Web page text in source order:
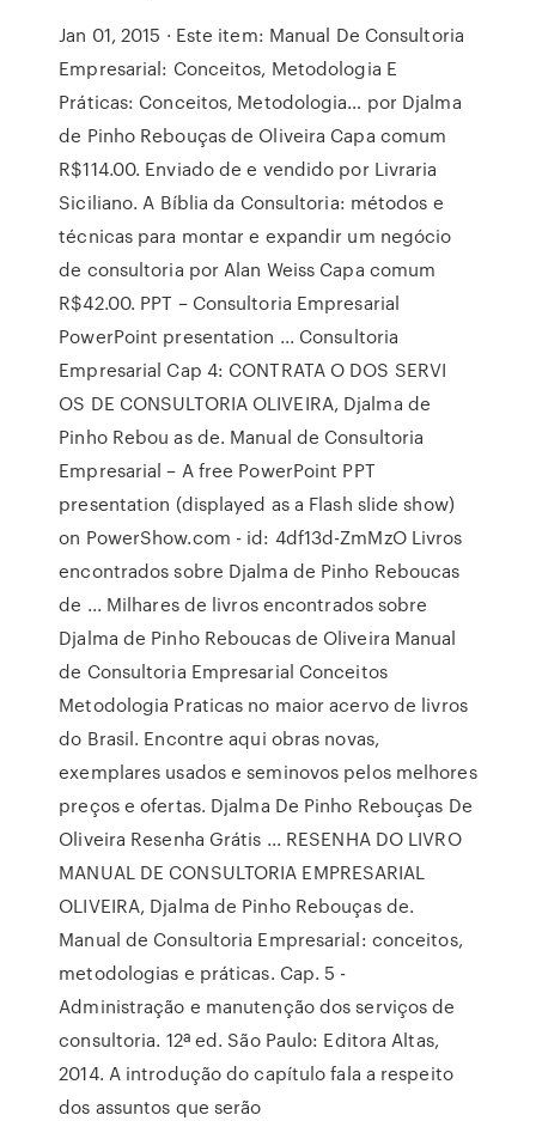
Jan 01, 2015 · Este item: Manual De Consultoria
Empresarial: Conceitos, Metodologia E
Práticas: Conceitos, Metodologia… por Djalma
de Pinho Rebouças de Oliveira Capa comum
R$114.00. Enviado de e vendido por Livraria
Siciliano. A Bíblia da Consultoria: métodos e
técnicas para montar e expandir um negócio
de consultoria por Alan Weiss Capa comum
R$42.00. PPT – Consultoria Empresarial
PowerPoint presentation ... Consultoria
Empresarial Cap 4: CONTRATA O DOS SERVI
OS DE CONSULTORIA OLIVEIRA, Djalma de
Pinho Rebou as de. Manual de Consultoria
Empresarial – A free PowerPoint PPT
presentation (displayed as a Flash slide show)
on PowerShow.com - id: 4df13d-ZmMzO Livros
encontrados sobre Djalma de Pinho Reboucas
de ... Milhares de livros encontrados sobre
Djalma de Pinho Reboucas de Oliveira Manual
de Consultoria Empresarial Conceitos
Metodologia Praticas no maior acervo de livros
do Brasil. Encontre aqui obras novas,
exemplares usados e seminovos pelos melhores
preços e ofertas. Djalma De Pinho Rebouças De
Oliveira Resenha Grátis ... RESENHA DO LIVRO
MANUAL DE CONSULTORIA EMPRESARIAL
OLIVEIRA, Djalma de Pinho Rebouças de.
Manual de Consultoria Empresarial: conceitos,
metodologias e práticas. Cap. 5 -
Administração e manutenção dos serviços de
consultoria. 12ª ed. São Paulo: Editora Altas,
2014. A introdução do capítulo fala a respeito
dos assuntos que serão